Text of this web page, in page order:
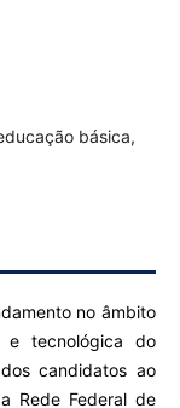
básica,
no âmbito
e tecnológica do
candidatos ao
Rede Federal de